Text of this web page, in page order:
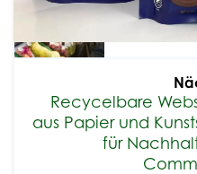
und
Update
Recycelbare
aus Papier und
für